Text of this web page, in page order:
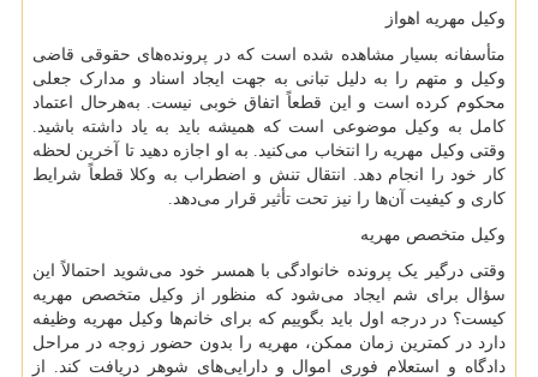
وکیل مهریه اهواز
متأسفانه بسیار مشاهده شده است که در پرونده‌های حقوقی قاضی
وکیل و متهم را به دلیل تبانی به جهت ایجاد اسناد و مدارک جعلی
محکوم کرده است و این قطعاً اتفاق خوبی نیست. به‌هرحال اعتماد
کامل به وکیل موضوعی است که همیشه باید به یاد داشته باشید.
وقتی وکیل مهریه را انتخاب می‌کنید. به او اجازه دهید تا آخرین لحظه
کار خود را انجام دهد. انتقال تنش و اضطراب به وکلا قطعاً شرایط
کاری و کیفیت آن‌ها را نیز تحت تأثیر قرار می‌دهد.
وکیل متخصص مهریه
وقتی درگیر یک پرونده خانوادگی با همسر خود می‌شوید احتمالاً این
سؤال برای شم ایجاد می‌شود که منظور از وکیل متخصص مهریه
کیست؟ در درجه اول باید بگوییم که برای خانم‌ها وکیل مهریه وظیفه
دارد در کمترین زمان ممکن، مهریه را بدون حضور زوجه در مراحل
دادگاه و استعلام فوری اموال و دارایی‌های شوهر دریافت کند. از